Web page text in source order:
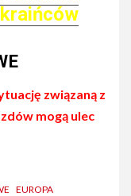
związaną z
mogą ulec
EUROPA